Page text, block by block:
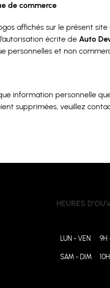
de commerce
affichés sur le présent
écrite de Auto
personnelles et non
information personnelle
supprimées, veuillez
HEURES
LUN - VEN 9H
SAM - DIM